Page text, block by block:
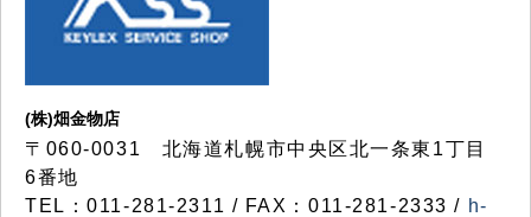
(株)畑金物店
〒060-0031 北海道札幌市中央区北一条東1丁目
6番地
TEL：011-281-2311 / FAX：011-281-2333 / h-